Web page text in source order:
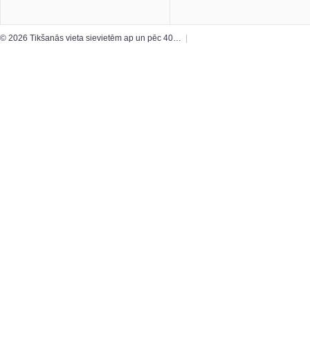
© 2026 Tikšanās vieta sievietēm ap un pēc 40… |